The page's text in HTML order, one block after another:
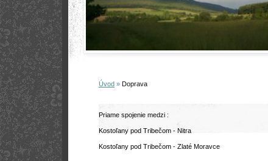
Úvod » Doprava
Priame spojenie medzi :
Kostoľany pod Tribečom - Nitra
Kostoľany pod Tribečom - Zlaté Moravce